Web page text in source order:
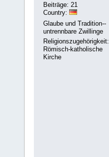
Beiträge: 21
Country:
Glaube und Tradition--
untrennbare Zwillinge
Religionszugehörigkeit:
Römisch-katholische
Kirche